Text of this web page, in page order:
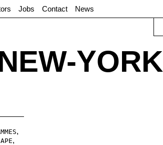
Jobs Contact News
YORK
,
,